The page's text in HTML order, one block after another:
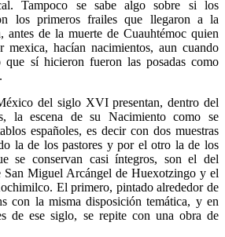
Tampoco se sabe algo sobre si los
los primeros frailes que llegaron a la
antes de la muerte de Cuauhtémoc quien
mexica, hacían nacimientos, aun cuando
sí hicieron fueron las posadas como
del siglo XVI presentan, dentro del
la escena de su Nacimiento como se
españoles, es decir con dos muestras
la de los pastores y por el otro la de los
se conservan casi íntegros, son el del
San Miguel Arcángel de Huexotzingo y el
El primero, pintado alrededor de
con la misma disposición temática, y en
de ese siglo, se repite con una obra de